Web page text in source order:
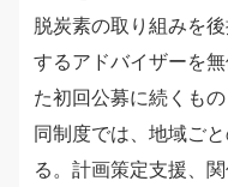
脱炭素の取り組みを
するアドバイザーを
た初回公募に続くもの
同制度では、地域ご
る。計画策定支援、